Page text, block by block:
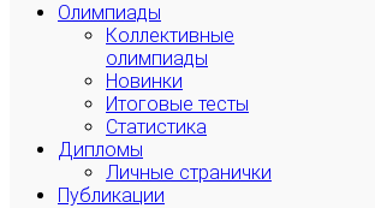
Олимпиады
Коллективные
олимпиады
Новинки
Итоговые тесты
Статистика
Дипломы
Личные странички
Публикации